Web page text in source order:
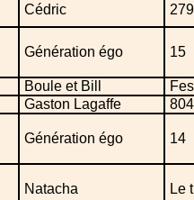
Cédric 279
Génération égo 15
Boule et Bill
Gaston Lagaffe 804
Génération égo 14
Natacha Le